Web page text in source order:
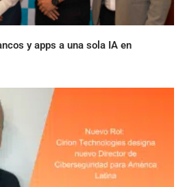
y apps a una sola IA en